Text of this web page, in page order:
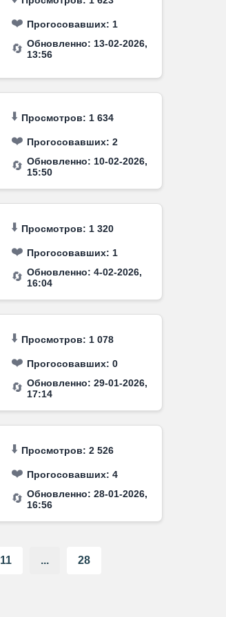
❤️ Прогосовавших: 1
🔄 Обновленно: 13-02-2026,
13:56
⬇️ Просмотров: 1 634
❤️ Прогосовавших:2
🔄 Обновленно: 10-02-2026,
15:50
⬇️ Просмотров: 1 320
❤️ Прогосовавших: 1
🔄 Обновленно: 4-02-2026,
16:04
⬇️ Просмотров: 1 078
❤️ Прогосовавших:0
🔄 Обновленно: 29-01-2026,
17:14
⬇️ Просмотров: 2 526
❤️ Прогосовавших:4
🔄 Обновленно: 28-01-2026,
16:56
11 ... 28